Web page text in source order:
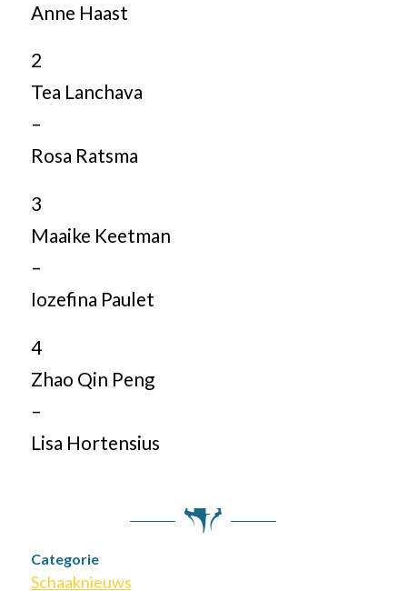
Anne Haast
2
Tea Lanchava
–
Rosa Ratsma
3
Maaike Keetman
–
Iozefina Paulet
4
Zhao Qin Peng
–
Lisa Hortensius
Categorie
Schaaknieuws